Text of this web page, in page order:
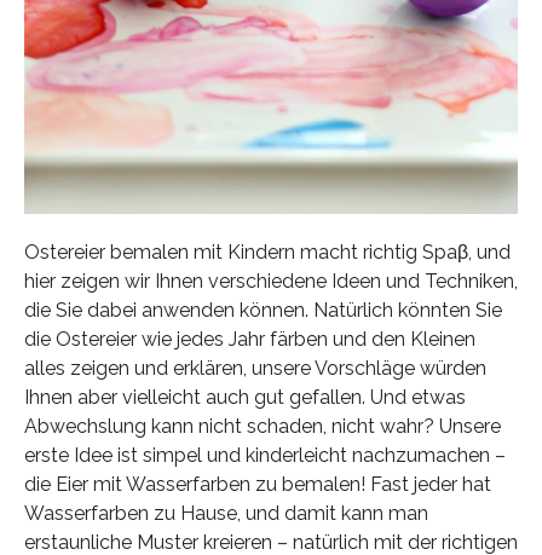
Ostereier bemalen mit Kindern macht richtig Spaβ, und
hier zeigen wir Ihnen verschiedene Ideen und Techniken,
die Sie dabei anwenden können. Natürlich könnten Sie
die Ostereier wie jedes Jahr färben und den Kleinen
alles zeigen und erklären, unsere Vorschläge würden
Ihnen aber vielleicht auch gut gefallen. Und etwas
Abwechslung kann nicht schaden, nicht wahr? Unsere
erste Idee ist simpel und kinderleicht nachzumachen –
die Eier mit Wasserfarben zu bemalen! Fast jeder hat
Wasserfarben zu Hause, und damit kann man
erstaunliche Muster kreieren – natürlich mit der richtigen